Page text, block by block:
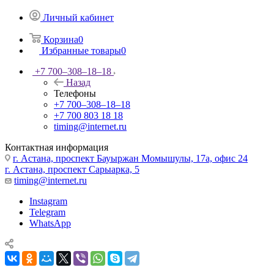
Личный кабинет
Корзина0
Избранные товары0
+7 700‒308‒18‒18
Назад
Телефоны
+7 700‒308‒18‒18
+7 700 803 18 18
timing@internet.ru
Контактная информация
г. Астана, проспект Бауыржан Момышулы, 17а, офис 24
г. Астана, проспект Сарыарка, 5
timing@internet.ru
Instagram
Telegram
WhatsApp